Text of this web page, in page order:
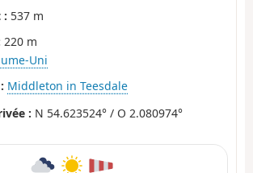
: 537 m
220 m
Uni
Middleton in Teesdale
: N 54.623524° / O 2.080974°